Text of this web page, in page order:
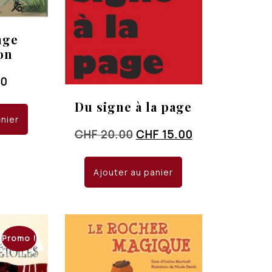
Du signe à la page
CHF20.00 Le
initial
CHF 15.00Le
Ajouter au panier
Promo !